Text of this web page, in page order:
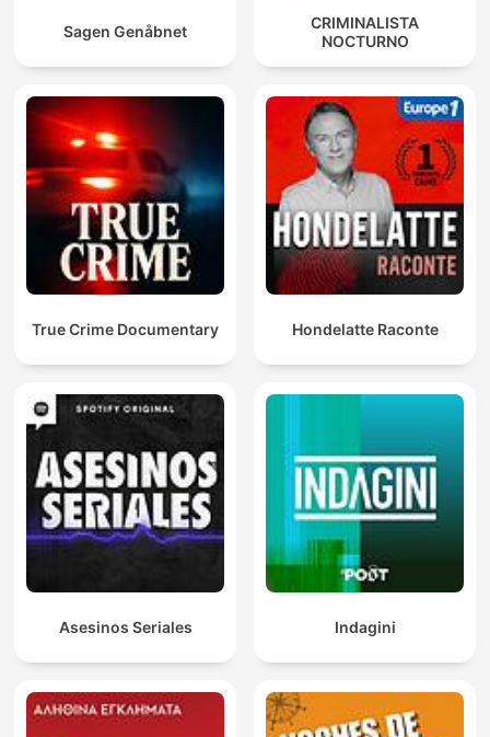
Sagen Genåbnet
CRIMINALISTA
NOCTURNO
True Crime Documentary Hondelatte Raconte
Asesinos Seriales Indagini